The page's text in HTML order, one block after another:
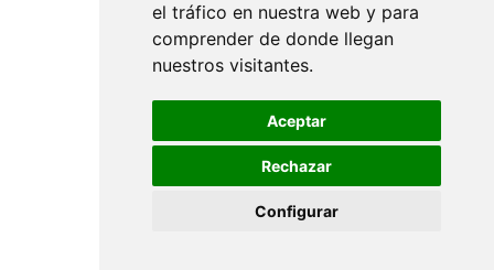
el tráfico en nuestra web y para
comprender de donde llegan
nuestros visitantes.
Aceptar
Rechazar
Configurar